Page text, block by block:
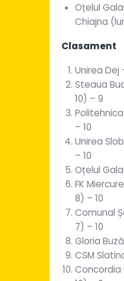
Oțelul
Chiajna
Clasament
Unirea Dej
Steaua
10) – 9
– 10
Unirea
– 10
Oțelul
FK
8) – 10
Comunal
7) – 10
Gloria
CSM
Concordia